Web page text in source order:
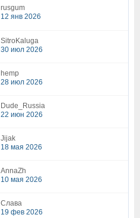
rusgum
12 янв 2026
SitroKaluga
30 июл 2026
hemp
28 июл 2026
Dude_Russia
22 июн 2026
Jijak
18 мая 2026
AnnaZh
10 мая 2026
Слава
19 фев 2026